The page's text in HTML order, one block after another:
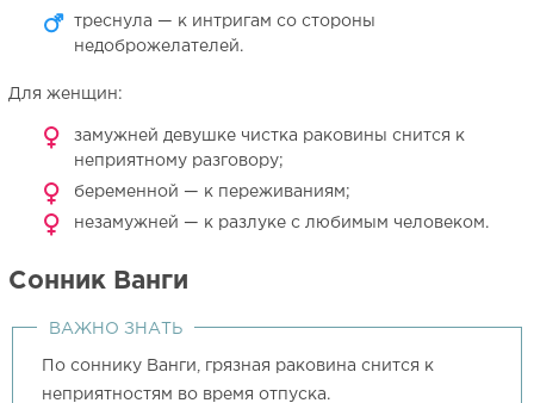
треснула — к интригам со стороны
недоброжелателей.
Для женщин:
замужней девушке чистка раковины снится к
неприятному разговору;
беременной — к переживаниям;
незамужней — к разлуке с любимым человеком.
Сонник Ванги
ВАЖНО ЗНАТЬ
По соннику Ванги, грязная раковина снится к
неприятностям во время отпуска.